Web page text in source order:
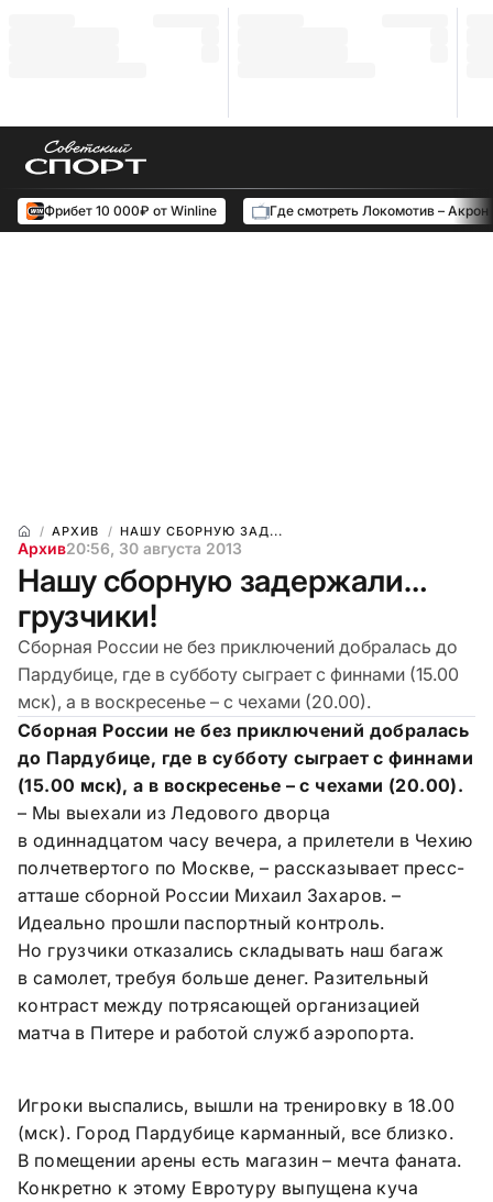
Фрибет 10 000₽ от Winline Где смотреть Локомотив – Акрон
АРХИВ НАШУ СБОРНУЮ ЗАД...
Архив20:56, 30 августа 2013
Нашу сборную задержали…
грузчики!
Сборная России не без приключений добралась до
Пардубице, где в субботу сыграет с финнами (15.00
мск), а в воскресенье – с чехами (20.00).
Сборная России не без приключений добралась
до Пардубице, где в субботу сыграет с финнами
(15.00 мск), а в воскресенье – с чехами (20.00).
– Мы выехали из Ледового дворца
в одиннадцатом часу вечера, а прилетели в Чехию
полчетвертого по Москве, – рассказывает пресс-
атташе сборной России Михаил Захаров. –
Идеально прошли паспортный контроль.
Но грузчики отказались складывать наш багаж
в самолет, требуя больше денег. Разительный
контраст между потрясающей организацией
матча в Питере и работой служб аэропорта.
Игроки выспались, вышли на тренировку в 18.00
(мск). Город Пардубице карманный, все близко.
В помещении арены есть магазин – мечта фаната.
Конкретно к этому Евротуру выпущена куча